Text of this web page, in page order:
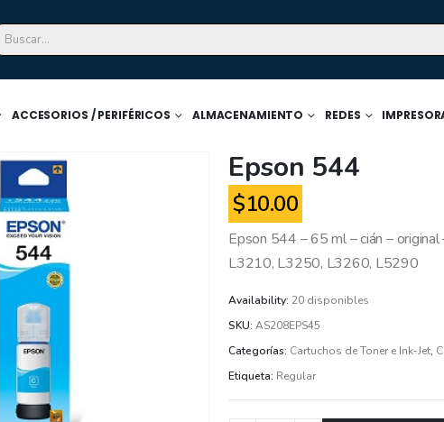
ACCESORIOS / PERIFÉRICOS ALMACENAMIENTO REDES
Epson 544
$10.00
Epson 544 – 65 ml – cián –
L3210, L3250, L3260, L5290
Availability: 20 disponibles
SKU: AS208EPS45
Categorías: Cartuchos de Toner e Ink-Jet,
Etiqueta: Regular